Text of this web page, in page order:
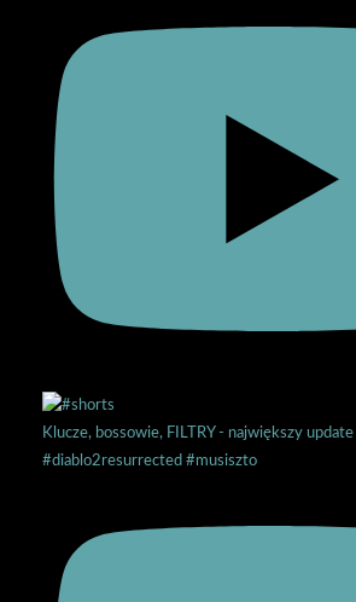
Klucze, bossowie, FILTRY - największy
#diablo2resurrected #musiszto